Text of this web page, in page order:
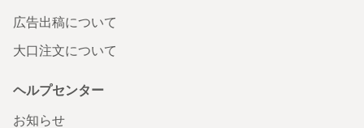
広告出稿について
大口注文について
ヘルプセンター
お知らせ